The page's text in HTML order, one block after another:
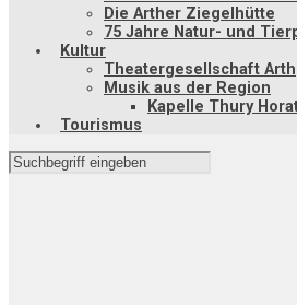
Die Arther Ziegelhütte
75 Jahre Natur- und
Kultur
Theatergesellschaft Arth
Musik aus der Region
Kapelle Thury
Tourismus